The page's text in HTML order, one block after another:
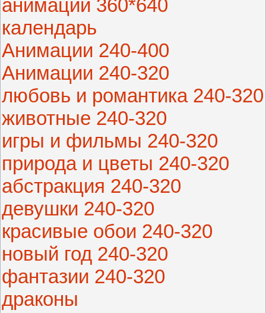
анимации 360*640
календарь
Анимации 240-400
Анимации 240-320
любовь и романтика 240-320
животные 240-320
игры и фильмы 240-320
природа и цветы 240-320
абстракция 240-320
девушки 240-320
красивые обои 240-320
новый год 240-320
фантазии 240-320
драконы